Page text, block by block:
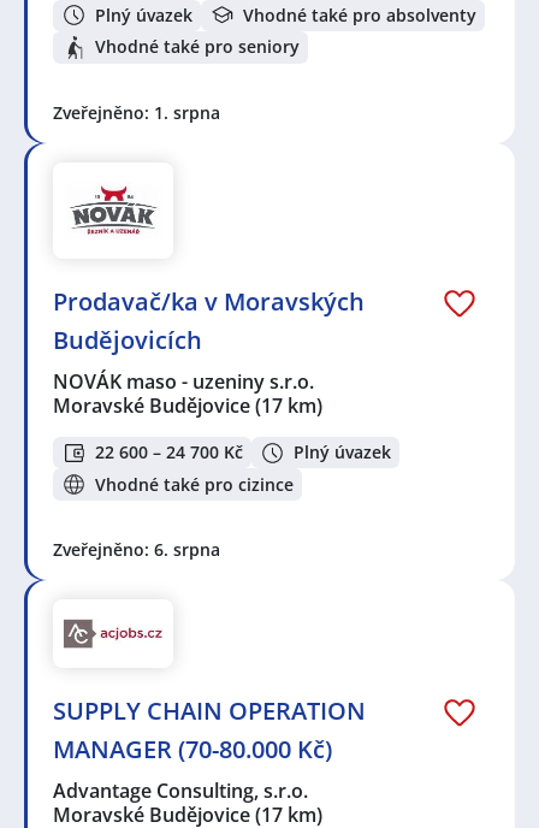
Plný úvazek
Vhodné také pro absolventy
Vhodné také pro seniory
Zveřejněno: 1. srpna
Prodavač/ka v Moravských
Budějovicích
NOVÁK maso - uzeniny s.r.o.
Moravské Budějovice(17 km)
22 600 – 24 700 Kč
Plný úvazek
Vhodné také pro cizince
Zveřejněno: 6. srpna
SUPPLY CHAIN OPERATION
MANAGER (70-80.000 Kč)
Advantage Consulting, s.r.o.
Moravské Budějovice(17 km)